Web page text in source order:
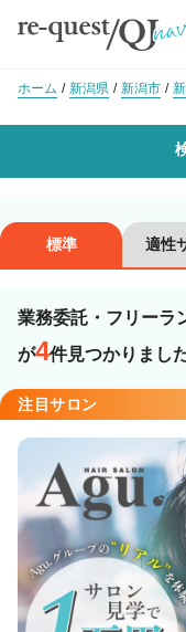
ホーム 新潟県 新潟市
沿線・駅を選択
新潟市東区
職種・技能ランク
美容師スタイリス
カラーリスト
ヘアメイク・美容部
ネイリスト
標準 適性
業務委託・フリーラ
が4件見つかりました
注目サロン